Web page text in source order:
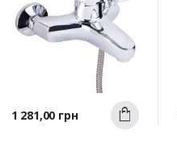
Швидкий
перегляд
Ціна
1 281,00 грн Купити